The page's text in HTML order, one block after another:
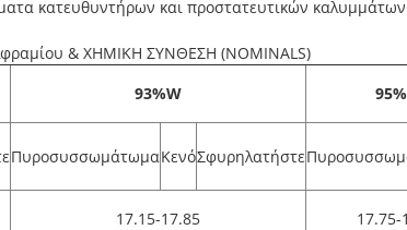
κατευθυντήρων και προστατευτικών
& ΧΗΜΙΚΗ ΣΥΝΘΕΣΗ (NOMINALS)
93%W
ΠυροσυσσωμάτωμαΚενόΣφυρηλατήστε
17.15-17.85 17.75-